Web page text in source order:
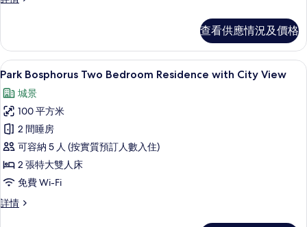
的
相
片
View
Lounge
Access
情
查看供應情況及價格
載
入
所
有
Park
Bosphorus
Two
Bedroom
Residence
迷你吧、房內夾萬、書桌、遮光窗簾/
7
Park Bosphorus Two Bedroom Residence with City View
城景
100 平方米
2 間睡房
可容納 5 人 (按實質預訂人數入住)
2 張特大雙人床
免費 Wi-Fi
詳情
Park